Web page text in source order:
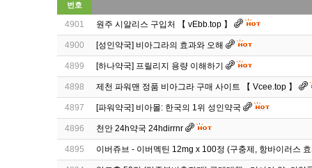
번호
4901 원주 시알리스 구입처 【 vEbb.top 】
4900 [성인약국] 비아그라의 효과와 오해
4899 [하나약국] 프릴리지 용량 이해하기
4898 제천 파워맨 정품 비아그라 구매 사이트 【 Vcee.top 】
4897 [파워약국] 비아몰: 한국의 1위 성인약국
4896 천안 24h약국 24hdirrnr
4895 이버쥬브 - 이버멕틴 12mg x 100정 (구충제, 항바이러스